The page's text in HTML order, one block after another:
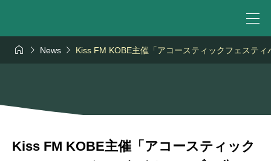
  News  Kiss FM KOBE主催「アコースティックフェステ
Kiss FM KOBE主催「アコースティック